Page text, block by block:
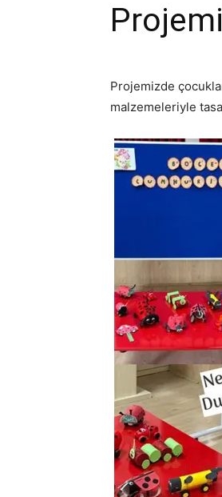
Projemizde
malzemeleriyle